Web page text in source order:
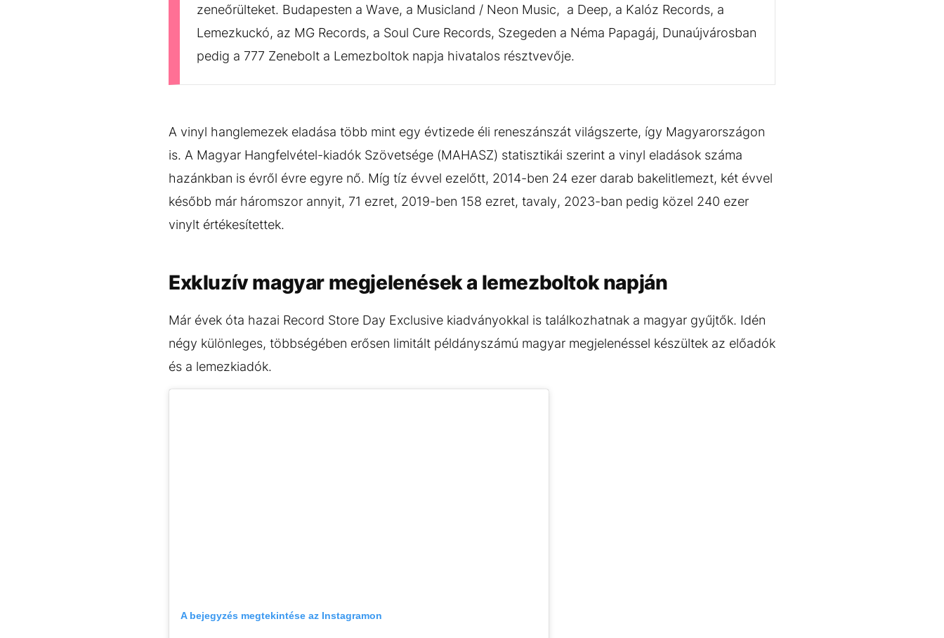
zeneőrülteket. Budapesten a Wave, a Musicland / Neon Music, a Deep, a Kalóz Records, a
Lemezkuckó, az MG Records, a Soul Cure Records, Szegeden a Néma Papagáj, Dunaújvárosban
pedig a 777 Zenebolt a Lemezboltok napja hivatalos résztvevője.
A vinyl hanglemezek eladása több mint egy évtizede éli reneszánszát világszerte, így Magyarországon
is. A Magyar Hangfelvétel-kiadók Szövetsége (MAHASZ) statisztikái szerint a vinyl eladások száma
hazánkban is évről évre egyre nő. Míg tíz évvel ezelőtt, 2014-ben 24 ezer darab bakelitlemezt, két évvel
később már háromszor annyit, 71 ezret, 2019-ben 158 ezret, tavaly, 2023-ban pedig közel 240 ezer
vinylt értékesítettek.
Exkluzív magyar megjelenések a lemezboltok napján
Már évek óta hazai Record Store Day Exclusive kiadványokkal is találkozhatnak a magyar gyűjtők. Idén
négy különleges, többségében erősen limitált példányszámú magyar megjelenéssel készültek az előadók
és a lemezkiadók.
A bejegyzés megtekintése az Instagramon